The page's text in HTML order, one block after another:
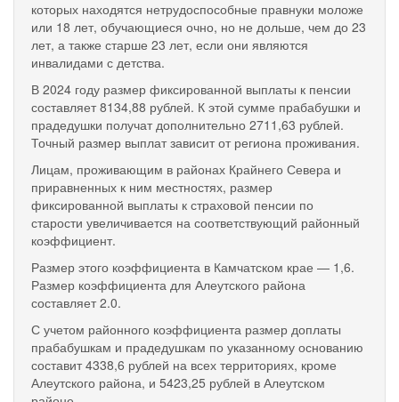
которых находятся нетрудоспособные правнуки моложе
или 18 лет, обучающиеся очно, но не дольше, чем до 23
лет, а также старше 23 лет, если они являются
инвалидами с детства.
В 2024 году размер фиксированной выплаты к пенсии
составляет 8134,88 рублей. К этой сумме прабабушки и
прадедушки получат дополнительно 2711,63 рублей.
Точный размер выплат зависит от региона проживания.
Лицам, проживающим в районах Крайнего Севера и
приравненных к ним местностях, размер
фиксированной выплаты к страховой пенсии по
старости увеличивается на соответствующий районный
коэффициент.
Размер этого коэффициента в Камчатском крае — 1,6.
Размер коэффициента для Алеутского района
составляет 2.0.
С учетом районного коэффициента размер доплаты
прабабушкам и прадедушкам по указанному основанию
составит 4338,6 рублей на всех территориях, кроме
Алеутского района, и 5423,25 рублей в Алеутском